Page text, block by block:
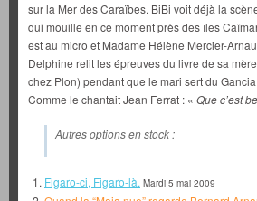
sur la Mer des Caraïbes. BiBi voit déjà la
qui mouille en ce moment près des îles
est au micro et Madame Hélène Mercier-
Delphine relit les épreuves du livre de sa
chez Plon) pendant que le mari sert du
Comme le chantait Jean Ferrat : « Que c’est
Autres options en stock :
Figaro-ci, Figaro-là. Mardi 5 mai 2009